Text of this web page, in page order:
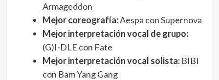
Armageddon
Mejor coreografía:Aespa con Supernova
Mejor interpretación vocal de grupo:
(G)I-DLE con Fate
Mejor interpretación vocal solista: BIBI
con Bam Yang Gang